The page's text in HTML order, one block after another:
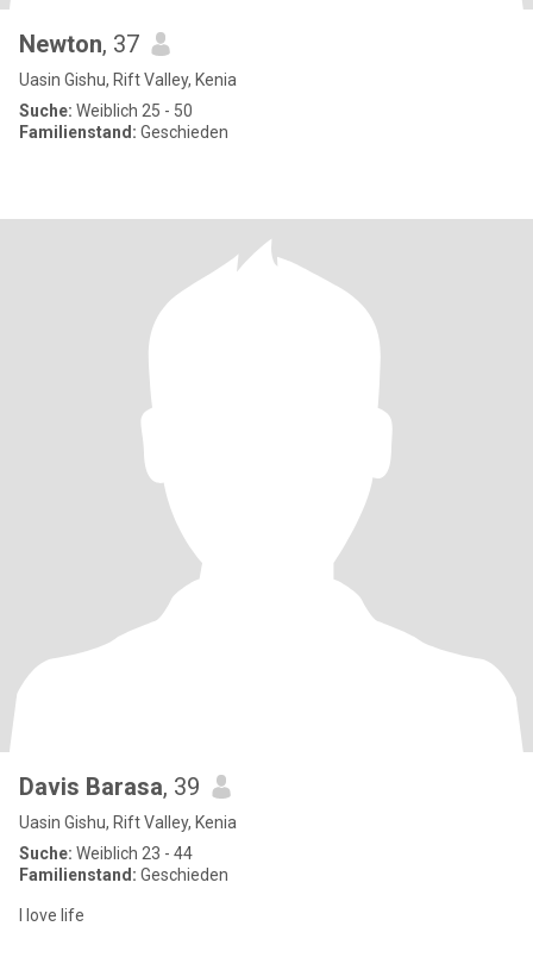
Newton, 37
Uasin Gishu, Rift Valley, Kenia
Suche: Weiblich 25 - 50
Familienstand: Geschieden
Davis Barasa, 39
Uasin Gishu, Rift Valley, Kenia
Suche: Weiblich 23 - 44
Familienstand: Geschieden
I love life